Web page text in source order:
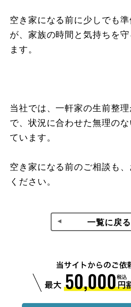
空き家になる前に少しでも
が、家族の時間と気持ちを
ます。
当社では、一軒家の生前整
で、状況に合わせた無理の
ています。
空き家になる前のご相談も
ください。
一覧に戻る